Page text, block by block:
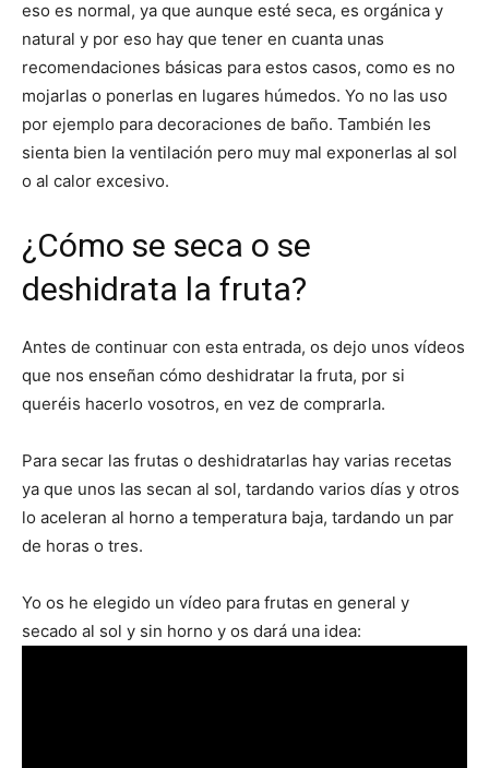
eso es normal, ya que aunque esté seca, es orgánica y
natural y por eso hay que tener en cuanta unas
recomendaciones básicas para estos casos, como es no
mojarlas o ponerlas en lugares húmedos. Yo no las uso
por ejemplo para decoraciones de baño. También les
sienta bien la ventilación pero muy mal exponerlas al sol
o al calor excesivo.
¿Cómo se seca o se
deshidrata la fruta?
Antes de continuar con esta entrada, os dejo unos vídeos
que nos enseñan cómo deshidratar la fruta, por si
queréis hacerlo vosotros, en vez de comprarla.
Para secar las frutas o deshidratarlas hay varias recetas
ya que unos las secan al sol, tardando varios días y otros
lo aceleran al horno a temperatura baja, tardando un par
de horas o tres.
Yo os he elegido un vídeo para frutas en general y
secado al sol y sin horno y os dará una idea: